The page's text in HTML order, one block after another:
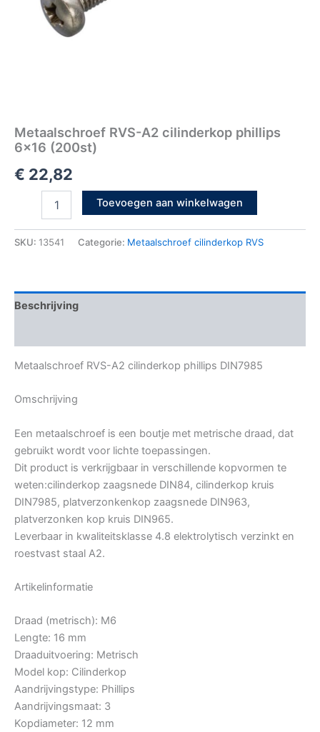
Metaalschroef RVS-A2 cilinderkop phillips
6×16 (200st)
€ 22,82
Toevoegen aan winkelwagen
SKU: 13541 Categorie: Metaalschroef cilinderkop RVS
Beschrijving
Metaalschroef RVS-A2 cilinderkop phillips DIN7985
Omschrijving
Een metaalschroef is een boutje met metrische draad, dat
gebruikt wordt voor lichte toepassingen.
Dit product is verkrijgbaar in verschillende kopvormen te
weten:cilinderkop zaagsnede DIN84, cilinderkop kruis
DIN7985, platverzonkenkop zaagsnede DIN963,
platverzonken kop kruis DIN965.
Leverbaar in kwaliteitsklasse 4.8 elektrolytisch verzinkt en
roestvast staal A2.
Artikelinformatie
Draad (metrisch): M6
Lengte: 16 mm
Draaduitvoering: Metrisch
Model kop: Cilinderkop
Aandrijvingstype: Phillips
Aandrijvingsmaat: 3
Kopdiameter: 12 mm